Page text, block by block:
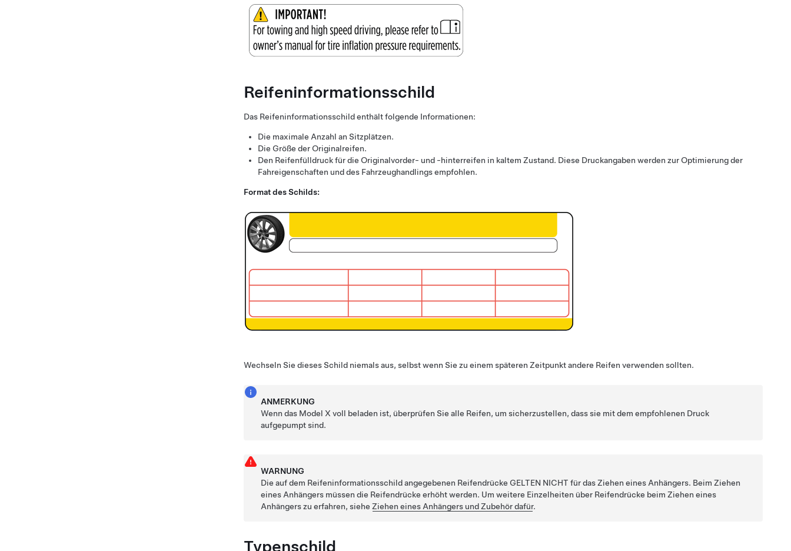
Reifeninformationsschild
Das Reifeninformationsschild enthält folgende Informationen:
Die maximale Anzahl an Sitzplätzen.
Die Größe der Originalreifen.
Den Reifenfülldruck für die Originalvorder- und -hinterreifen in kaltem Zustand. Diese Druckangaben werden zur Optimierung der
Fahreigenschaften und des Fahrzeughandlings empfohlen.
Format des Schilds:
Wechseln Sie dieses Schild niemals aus, selbst wenn Sie zu einem späteren Zeitpunkt andere Reifen verwenden sollten.
ANMERKUNG
Wenn das Model X voll beladen ist, überprüfen Sie alle Reifen, um sicherzustellen, dass sie mit dem empfohlenen Druck
aufgepumpt sind.
WARNUNG
Die auf dem Reifeninformationsschild angegebenen Reifendrücke GELTEN NICHT für das Ziehen eines Anhängers. Beim Ziehen
eines Anhängers müssen die Reifendrücke erhöht werden. Um weitere Einzelheiten über Reifendrücke beim Ziehen eines
Anhängers zu erfahren,sieheZiehen eines Anhängers und Zubehör dafür.
Typenschild